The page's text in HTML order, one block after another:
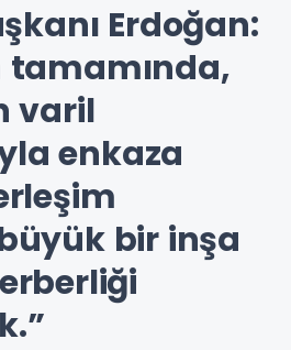
Erdoğan:
tamamında,
varil
enkaza
bir inşa